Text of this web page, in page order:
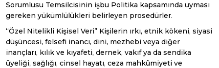
Sorumlusu Temsilcisinin işbu Politika kapsamında uyması
gereken yükümlülükleri belirleyen prosedürler.
“Özel Nitelikli Kişisel Veri” Kişilerin ırkı, etnik kökeni, siyasi
düşüncesi, felsefi inancı, dini, mezhebi veya diğer
inançları, kılık ve kıyafeti, dernek, vakıf ya da sendika
üyeliği, sağlığı, cinsel hayatı, ceza mahkûmiyeti ve